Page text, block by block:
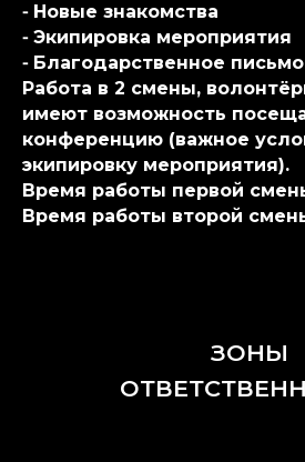
⁃ Новые знакомства
⁃ Экипировка мероприятия
⁃ Благодарственное письмо
Работа в 2 смены,
имеют возможность
конференцию (важное
экипировку мероприятия).
Время работы первой
Время работы второй
ЗОНЫ